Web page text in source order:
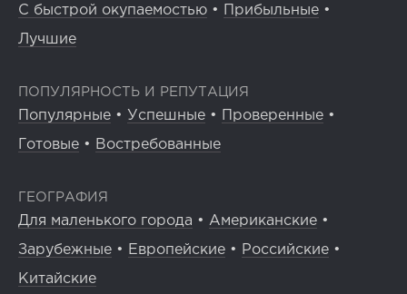
С быстрой окупаемостью • Прибыльные •
Лучшие
ПОПУЛЯРНОСТЬ И РЕПУТАЦИЯ
Популярные • Успешные • Проверенные •
Готовые • Востребованные
ГЕОГРАФИЯ
Для маленького города • Американские •
Зарубежные • Европейские • Российские •
Китайские